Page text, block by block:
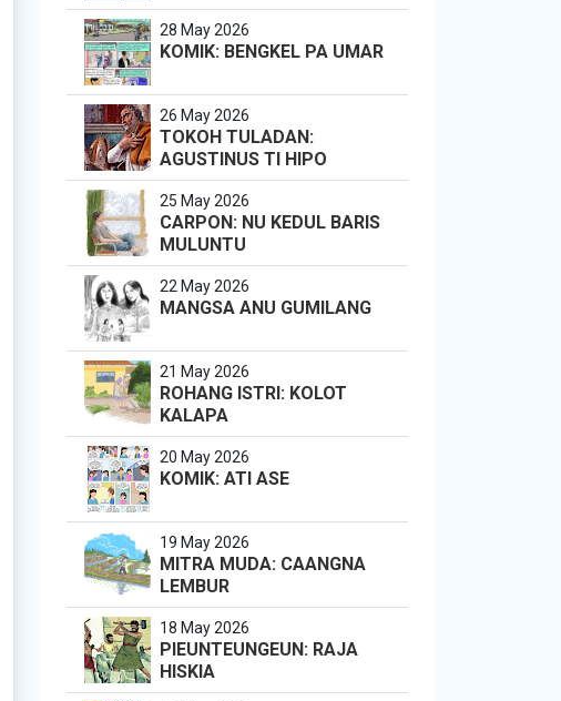
28 May 2026
KOMIK: BENGKEL PA UMAR
26 May 2026
TOKOH TULADAN:
AGUSTINUS TI HIPO
25 May 2026
CARPON: NU KEDUL BARIS
MULUNTU
22 May 2026
MANGSA ANU GUMILANG
21 May 2026
ROHANG ISTRI: KOLOT
KALAPA
20 May 2026
KOMIK: ATI ASE
19 May 2026
MITRA MUDA: CAANGNA
LEMBUR
18 May 2026
PIEUNTEUNGEUN: RAJA
HISKIA